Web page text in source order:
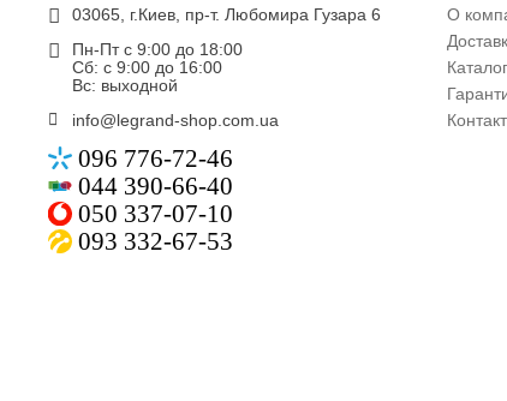
03065, г.Киев, пр-т. Любомира Гузара 6
Пн-Пт с 9:00 до 18:00
Сб: с 9:00 до 16:00
Вс: выходной
info@legrand-shop.com.ua
096 776-72-46
044 390-66-40
050 337-07-10
093 332-67-53
О